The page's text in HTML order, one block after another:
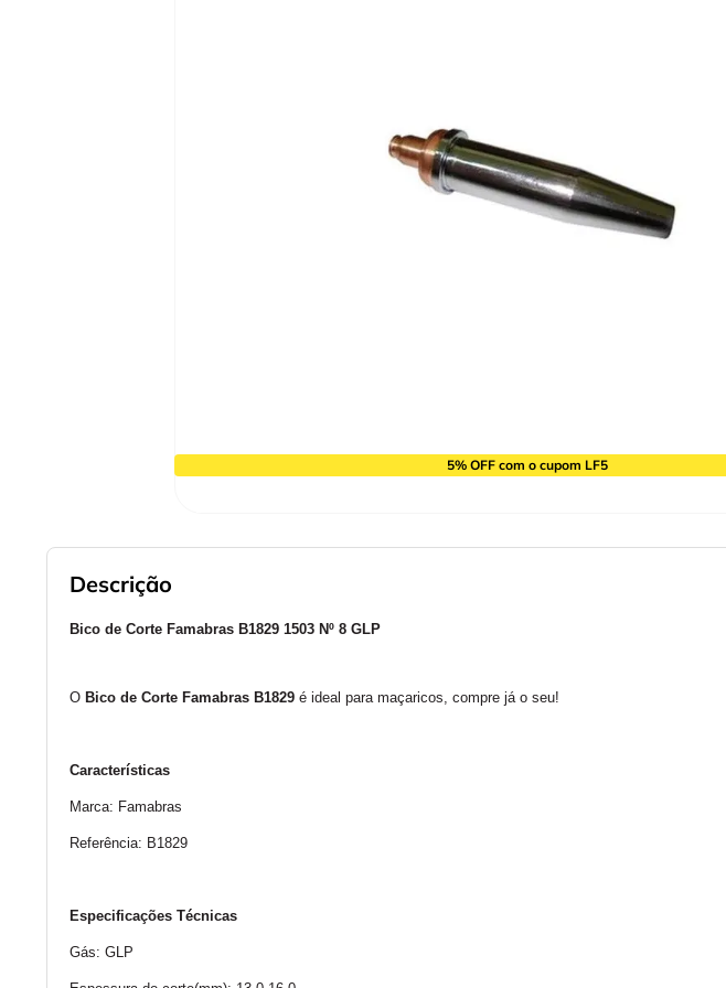
5% OFF com o cupom LF5
Descrição
Bico de Corte Famabras B1829 1503 Nº 8 GLP
O Bico de Corte Famabras B1829 é ideal para maçaricos, compre já o seu!
Características
Marca: Famabras
Referência: B1829
Especificações Técnicas
Gás: GLP